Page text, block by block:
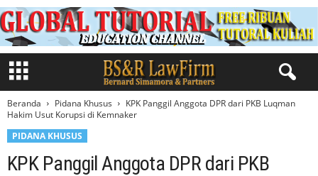
Beranda Pidana Khusus
KPK Panggil Anggota DPR dari PKB Luqman
Hakim Usut Korupsi di Kemnaker
PIDANA KHUSUS
KPK Panggil Anggota DPR dari PKB